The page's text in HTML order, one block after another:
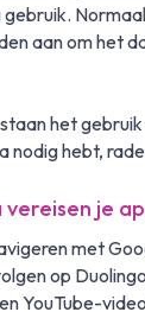
aan om het
het
nodig hebt,
je
met
op
YouTube-